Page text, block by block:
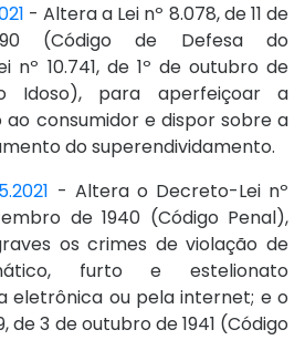
- Altera a Lei nº 8.078, de 11 de
(Código de Defesa do
nº 10.741, de 1º de outubro de
Idoso), para aperfeiçoar a
consumidor e dispor sobre a
do superendividamento.
- Altera o Decreto-Lei nº
de 1940 (Código Penal),
os crimes de violação de
furto e estelionato
eletrônica ou pela internet; e o
de 3 de outubro de 1941 (Código